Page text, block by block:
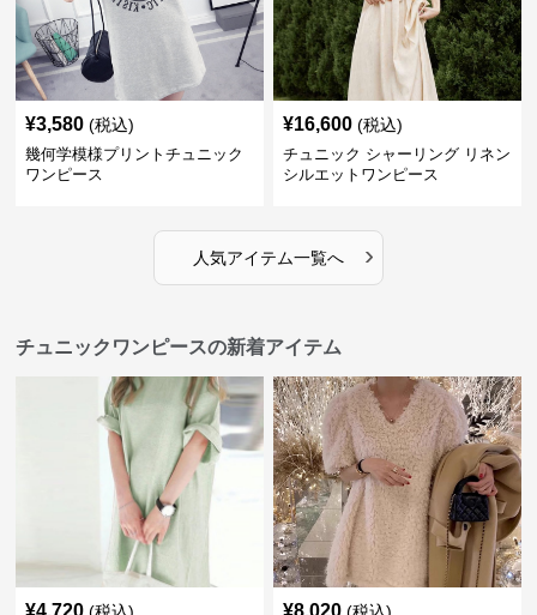
¥3,580 (税込)
幾何学模様プリントチュニック
ワンピース
¥16,600 (税込)
チュニック シャーリング リネン
シルエットワンピース
人気アイテム一覧へ ›
チュニックワンピースの新着アイテム
¥4,720 ¥8,020